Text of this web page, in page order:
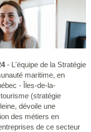
- L'équipe de la Stratégie
maritime, en
- Îles-de-la-
(stratégie
dévoile une
des métiers en
de ce secteur